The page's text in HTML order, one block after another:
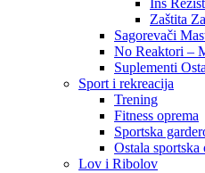
Ins
Zaštita
Sagorevači
No Reaktori –
Suplementi
Sport i rekreacija
Trening
Fitness oprema
Sportska
Ostala sportska
Lov i Ribolov